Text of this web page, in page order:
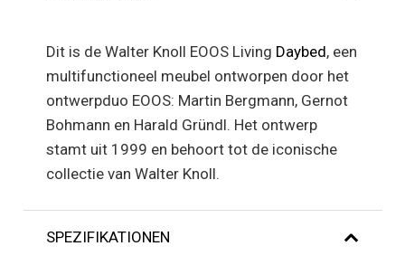
Dit is de Walter Knoll EOOS Living Daybed, een
multifunctioneel meubel ontworpen door het
ontwerpduo EOOS: Martin Bergmann, Gernot
Bohmann en Harald Gründl. Het ontwerp
stamt uit 1999 en behoort tot de iconische
collectie van Walter Knoll.
SPEZIFIKATIONEN